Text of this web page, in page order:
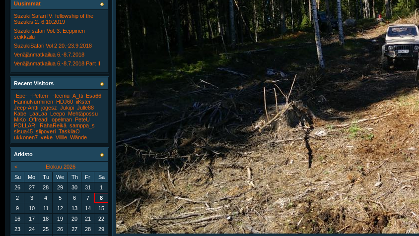
Uusimmat
Suzuki Safari IV: fellowship of the
Suzukis 2.-6.10.2019
Suzuki safari Vol. 3: Eeppinen
seikkailu
SuzukiSafari Vol 2 20.-23.9.2018
Venäjänmatkailua 6.-8.7.2018
Venäjänmatkailua 6.-8.7.2018 Part II
Recent Visitors
-Epe- -Petteri- -teemu A_tti
Esa66
HannuNurminen
HDJ60 iiKster
Jeep-Antti jogesz Jukipi Julle88
Kabe
LaaLaa Leepo Mehtäpossu
MiKo Offread! opelman
PeteU
POLLARI
RahaReikä samppa_s
sisua45 slipoveri TaskilaO
ukkonen7 veke Villlle Wände
Arkisto
<
Elokuu 2026
Su
Mo Tu We Th Fr
Sa
26
27 28 29 30 31
1
2
3 4 5 6 7
8
9
10 11 12 13 14
15
16
17 18 19 20 21
22
23
24 25 26 27 28
29